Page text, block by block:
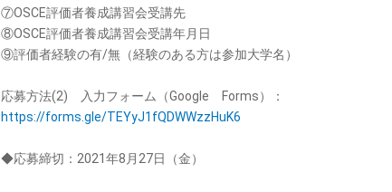
⑦OSCE評価者養成講習会受講先
⑧OSCE評価者養成講習会受講年月日
⑨評価者経験の有/無（経験のある方は参加大学名）
応募方法(2) 入力フォーム（Google Forms）：
https://forms.gle/TEYyJ1fQDWWzzHuK6
◆応募締切：2021年8月27日（金）